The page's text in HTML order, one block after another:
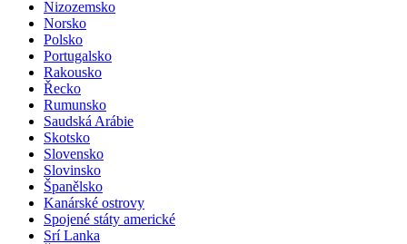
Nizozemsko
Norsko
Polsko
Portugalsko
Rakousko
Řecko
Rumunsko
Saudská Arábie
Skotsko
Slovensko
Slovinsko
Španělsko
Kanárské ostrovy
Spojené státy americké
Srí Lanka